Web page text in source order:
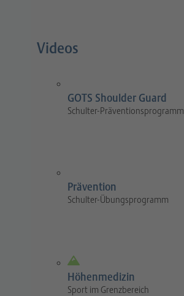
Videos
GOTS Shoulder Guard
Schulter-Präventionsprogramm
Prävention
Schulter-Übungsprogramm
Höhenmedizin
Sport im Grenzbereich